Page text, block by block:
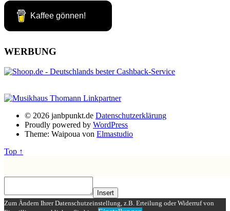
Kaffee gönnen!
WERBUNG
© 2026 janbpunkt.de Datenschutzerklärung
Proudly powered by WordPress
Theme: Waipoua von Elmastudio
Top ↑
Insert
Zum Ändern Ihrer Datenschutzeinstellung, z.B. Erteilung oder Widerruf von